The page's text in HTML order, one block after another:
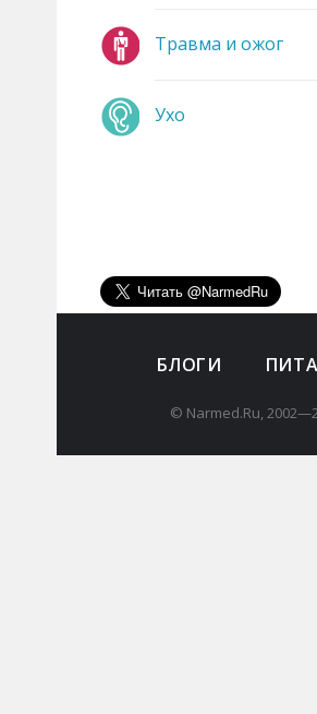
Травма и ожог
Ухо
БЛОГИ
© Narmed.Ru,